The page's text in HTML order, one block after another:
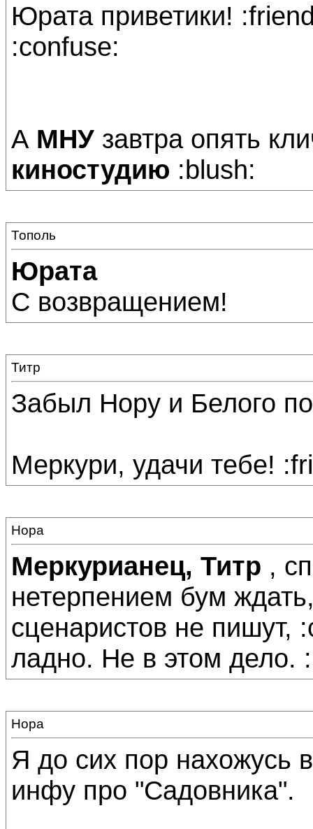
Юрата приветики!
:confuse:
А МНУ завтра опять
киностудию :blush:
Тополь
Юрата
С возвращением!
Титр
Забыл Нору и Белого
Меркури, удачи тебе!
Нора
Меркурианец, Титр ,
нетерпением бум
сценаристов не пишут,
ладно. Не в этом дело.
Нора
Я до сих пор нахожусь
инфу про "Садовника".